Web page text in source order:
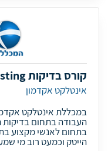
קורס בדיקות QA Testing בצפון
אינטלקט אקדמון
במכללת אינטלקט
הייטק וכמעט רוב מי